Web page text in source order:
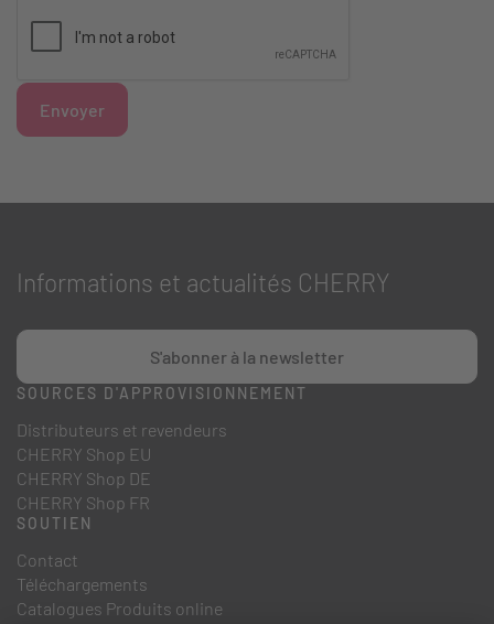
Envoyer
Informations et actualités CHERRY
S'abonner à la newsletter
SOURCES D'APPROVISIONNEMENT
Distributeurs et revendeurs
CHERRY Shop EU
CHERRY Shop DE
CHERRY Shop FR
SOUTIEN
Contact
Téléchargements
Catalogues Produits online